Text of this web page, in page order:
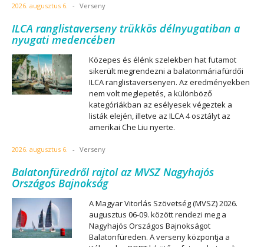
2026. augusztus 6. - Verseny
ILCA ranglistaverseny trükkös délnyugatiban a
nyugati medencében
Közepes és élénk szelekben hat futamot
sikerült megrendezni a balatonmáriafürdői
ILCA ranglistaversenyen. Az eredményekben
nem volt meglepetés, a különböző
kategóriákban az esélyesek végeztek a
listák elején, illetve az ILCA 4 osztályt az
amerikai Che Liu nyerte.
2026. augusztus 6. - Verseny
Balatonfüredről rajtol az MVSZ Nagyhajós
Országos Bajnokság
A Magyar Vitorlás Szövetség (MVSZ) 2026.
augusztus 06-09. között rendezi meg a
Nagyhajós Országos Bajnokságot
Balatonfüreden. A verseny központja a